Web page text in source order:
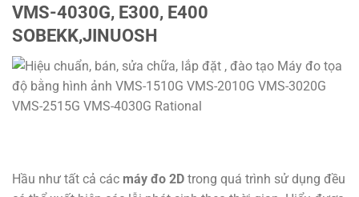
VMS-4030G, E300, E400
SOBEKK,JINUOSH
Hầu như tất cả các máy đo 2D trong quá trình sử dụng đều